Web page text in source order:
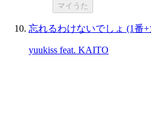
マイうた
忘れるわけないでしょ (1番
yuukiss feat. KAITO